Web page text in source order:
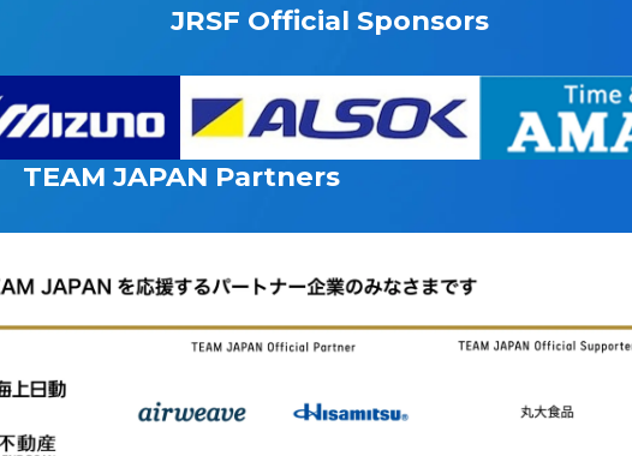
JRSF Official Sponsors
TEAM JAPAN Partners